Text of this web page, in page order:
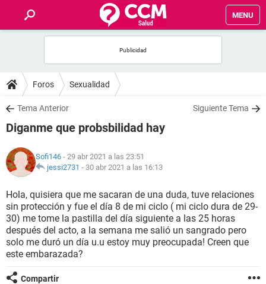
MENU
FOROS
SALUD
FAMILIA
NUTRICIÓN
BIENESTAR
SEXUALIDAD
GLOSARIO
Foros Sexualidad
Tema Anterior Siguiente Tema
Diganme que probsbilidad hay
Sofi146 - 29 abr 2021 a las 23:51
jessi2731 - 30 abr 2021 a las 16:13
Hola, quisiera que me sacaran de una duda, tuve relaciones
sin protección y fue el día 8 de mi ciclo ( mi ciclo dura de 29-
30) me tome la pastilla del día siguiente a las 25 horas
después del acto, a la semana me salió un sangrado pero
solo me duró un día u.u estoy muy preocupada! Creen que
este embarazada?
Compartir